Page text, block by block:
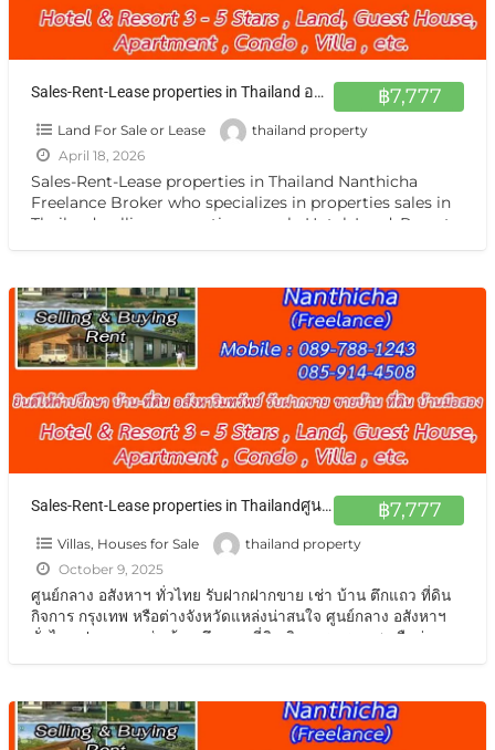
฿7,777
Sales-Rent-Lease properties in Thailand อสังหาฯ ทั่วไทย รับฝากฝากขาย เช่า บ้าน ตึกแถว ที่ดิน กิจการ กรุงเทพ หรือต่างจังหวัดแหล่งน่าสนใจ
Land For Sale or Lease
thailand property
April 18, 2026
Sales-Rent-Lease properties in Thailand Nanthicha
Freelance Broker who specializes in properties sales in
Thailand. selling properties namely Hotel ,Land, Resort,
฿7,777
Sales-Rent-Lease properties in Thailandศูนย์กลาง อสังหาฯ ทั่วไทย รับฝากฝากขาย เช่า บ้าน ตึกแถว ที่ดิน กิจการ กรุงเทพ หรือต่างจังหวัดแหล่งน่าสนใจ
Villas, Houses for Sale
thailand property
October 9, 2025
ศูนย์กลาง อสังหาฯ ทั่วไทย รับฝากฝากขาย เช่า บ้าน ตึกแถว ที่ดิน
กิจการ กรุงเทพ หรือต่างจังหวัดแหล่งน่าสนใจ ศูนย์กลาง อสังหาฯ
ทั่วไทย ฝากขาย เช่า บ้าน ตึกแถว ที่ดิน กิจการ กรุงเทพ หรือต่าง